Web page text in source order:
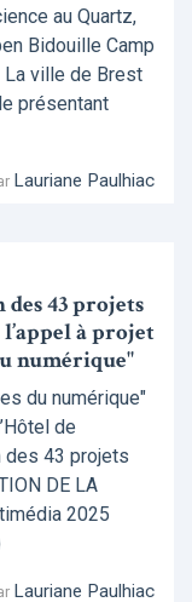
au Quartz,
Bidouille Camp
ville de Brest
présentant
Lauriane Paulhiac
43 projets
l’appel à projet
numérique"
du numérique"
de
des 43 projets
DE LA
2025
Lauriane Paulhiac